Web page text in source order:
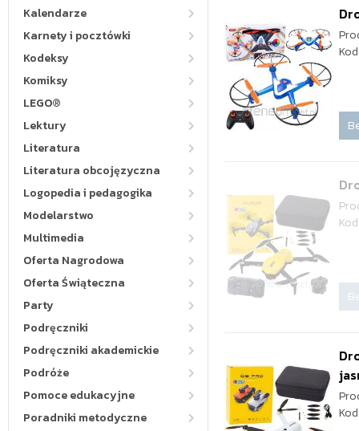
Kalendarze
Karnety i pocztówki
Kodeksy
Komiksy
LEGO®
Lektury
Literatura
Literatura obcojęzyczna
Logopedia i pedagogika
Modelarstwo
Multimedia
Oferta Nagrodowa
Oferta Świąteczna
Party
Podręczniki
Podręczniki akademickie
Podróże
Pomoce edukacyjne
Poradniki metodyczne